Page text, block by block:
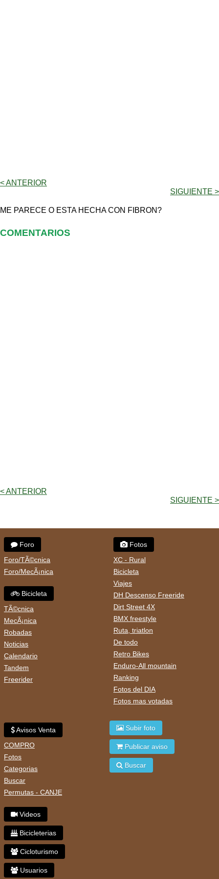
< ANTERIOR
SIGUIENTE >
ME PARECE O ESTA HECHA CON FIBRON?
COMENTARIOS
< ANTERIOR
SIGUIENTE >
Foro
Foro/TÃ©cnica
Foro/MecÃ¡nica
Bicicleta
TÃ©cnica
MecÃ¡nica
Robadas
Noticias
Calendario
Tandem
Freerider
Fotos
XC - Rural
Bicicleta
Viajes
DH Descenso Freeride
Dirt Street 4X
BMX freestyle
Ruta, triatlon
De todo
Retro Bikes
Enduro-All mountain
Ranking
Fotos del DIA
Fotos mas votadas
Avisos Venta
COMPRO
Fotos
Categorias
Buscar
Permutas - CANJE
Videos
Bicicleterias
Cicloturismo
Usuarios
Subir foto
Publicar aviso
Buscar